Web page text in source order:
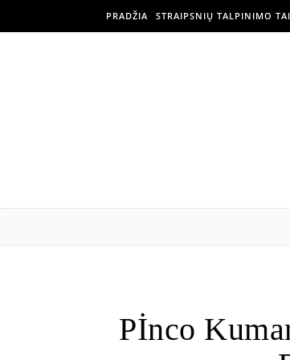
PRADŽIA STRAIPSNIŲ TALPINIMO
Pİnco